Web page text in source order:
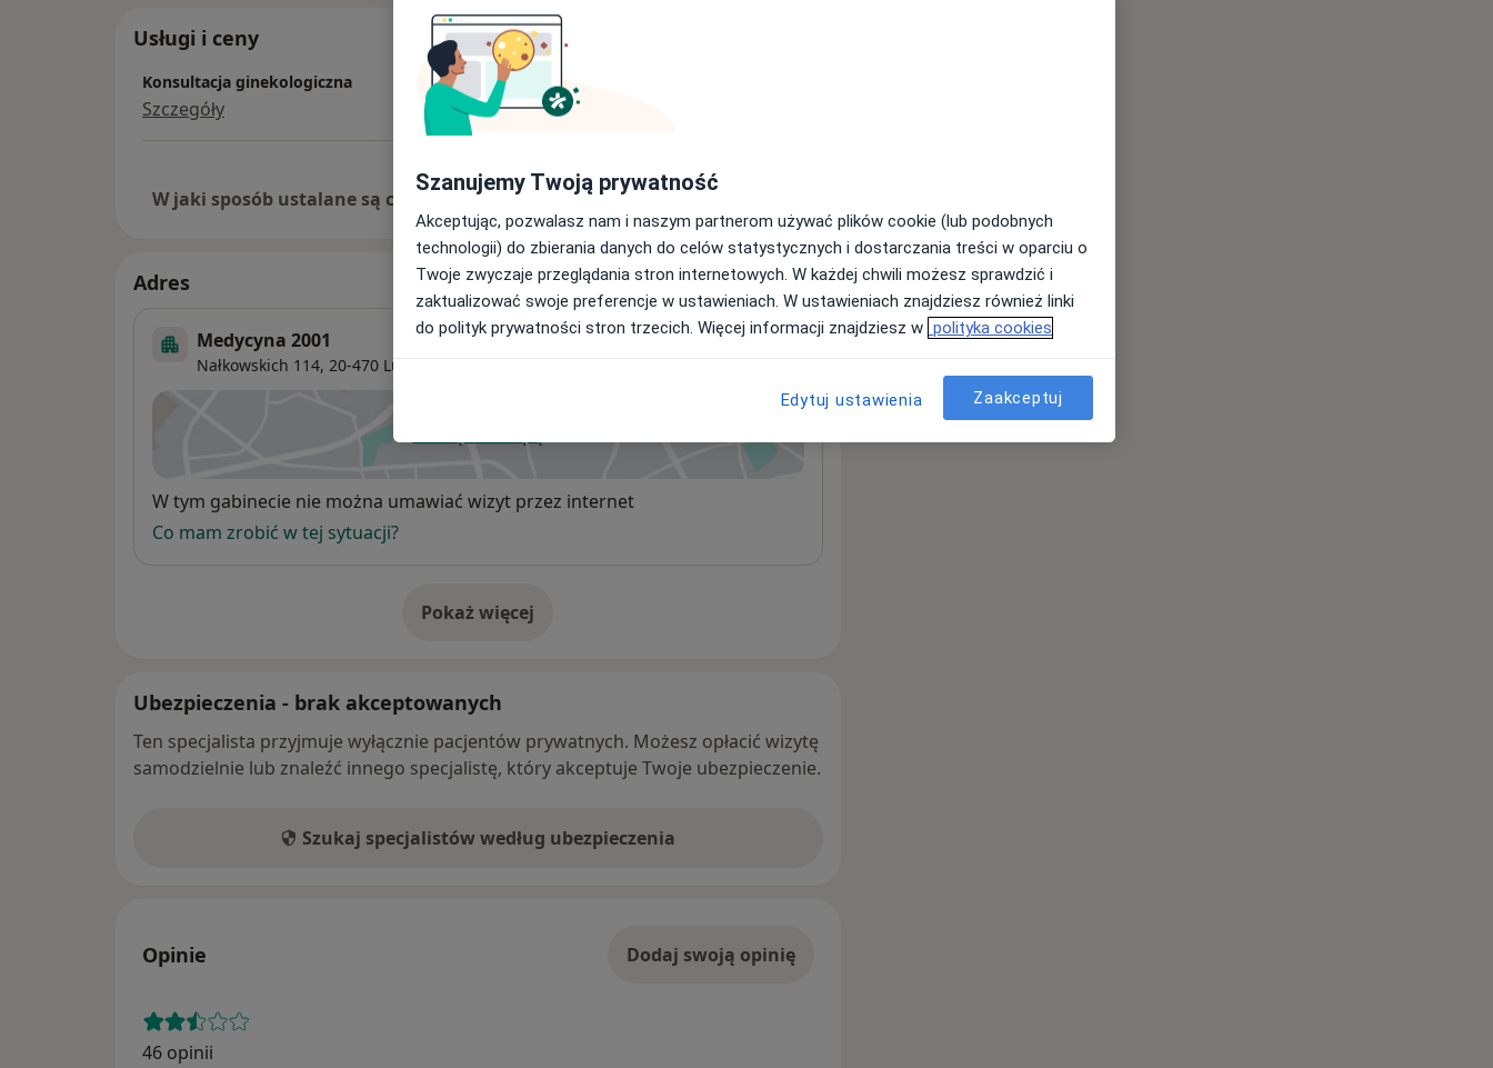
Usługi i ceny
Konsultacja ginekologiczna
Szczegóły
W jaki sposób ustalane są ceny?
Adres
Medycyna 2001
Nałkowskich 114, 20-470 Lublin
otwiera się w nowej karcie
Dostępność
W tym gabinecie nie można umawiać wizyt przez internet
Co mam zrobić w tej sytuacji?
Pokaż więcej
o adresie
Ubezpieczenia - brak akceptowanych
Ten specjalista przyjmuje wyłącznie pacjentów prywatnych. Możesz opłacić wizytę
samodzielnie lub znaleźć innego specjalistę, który akceptuje Twoje ubezpieczenie.
Szukaj specjalistów według ubezpieczenia
Opinie Dodaj swoją opinię
46 opinii
Szanujemy Twoją prywatność
Akceptując, pozwalasz nam i naszym partnerom używać plików cookie (lub podobnych
technologii) do zbierania danych do celów statystycznych i dostarczania treści w oparciu o
Twoje zwyczaje przeglądania stron internetowych. W każdej chwili możesz sprawdzić i
zaktualizować swoje preferencje w ustawieniach. W ustawieniach znajdziesz również linki
do polityk prywatności stron trzecich. Więcej informacji znajdziesz w polityka cookies
Edytuj ustawienia Zaakceptuj